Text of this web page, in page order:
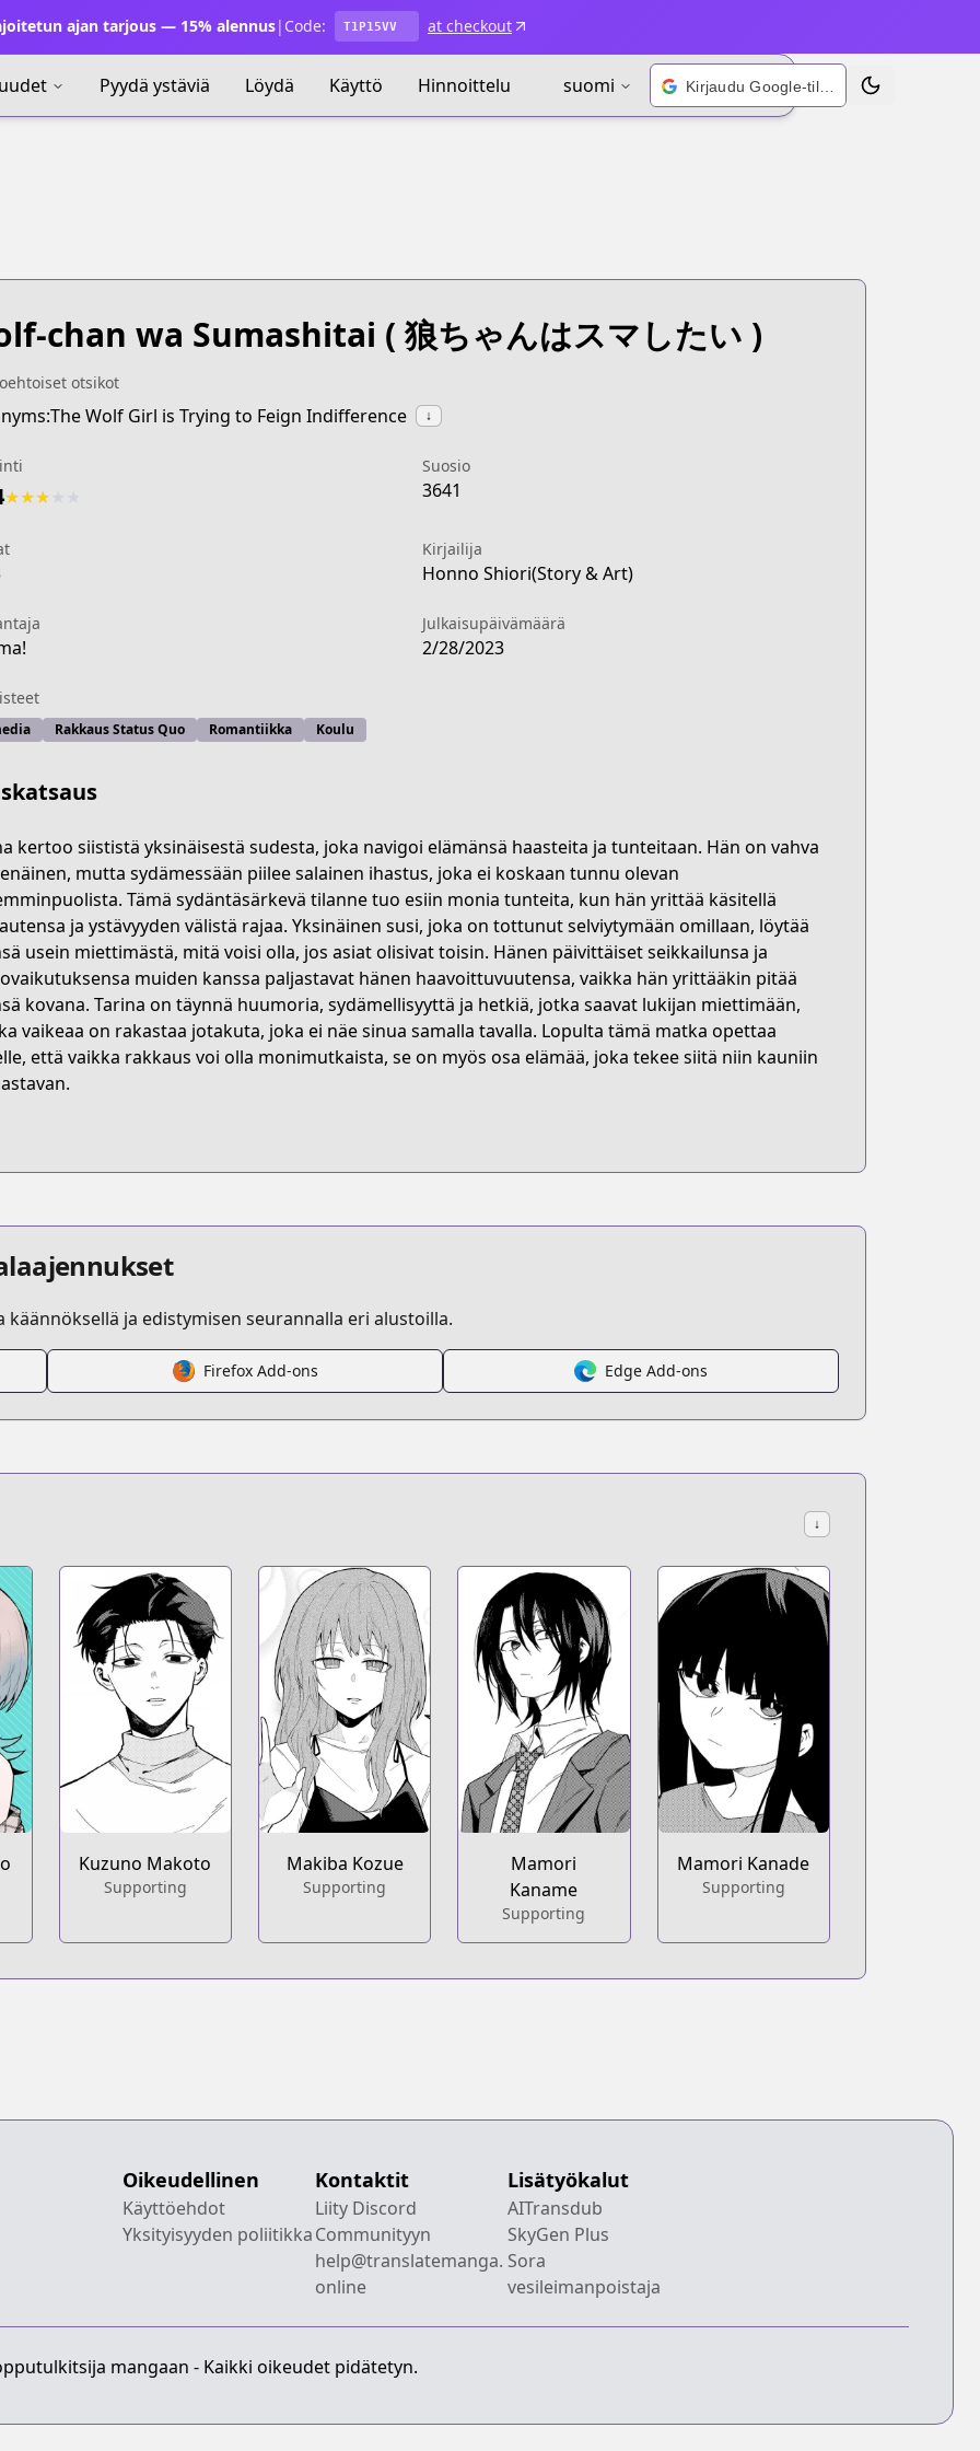
ajan tarjous — 15% alennus| Code: T1P15VV at checkout
Pyydä ystäviä Löydä Käyttö Hinnoittelu suomi Kirjaudu Google-tilillä Vaihda teema
44d4-a77f-0e920cd960a6
chan-wa-sumashitai
chan wa Sumashitai ( 狼ちゃんはスマしたい )
otsikot
Wolf Girl is Trying to Feign Indifference ↓
★★★
Suosio
3641
Kirjailija
Honno Shiori(Story & Art)
Julkaisupäivämäärä
2/28/2023
Rakkaus Status Quo Romantiikka Koulu
kertoo siististä yksinäisestä sudesta, joka navigoi elämänsä haasteita ja tunteitaan. Hän on vahva
mutta sydämessään piilee salainen ihastus, joka ei koskaan tunnu olevan
Tämä sydäntäsärkevä tilanne tuo esiin monia tunteita, kun hän yrittää käsitellä
ja ystävyyden välistä rajaa. Yksinäinen susi, joka on tottunut selviytymään omillaan, löytää
usein miettimästä, mitä voisi olla, jos asiat olisivat toisin. Hänen päivittäiset seikkailunsa ja
muiden kanssa paljastavat hänen haavoittuvuutensa, vaikka hän yrittääkin pitää
kovana. Tarina on täynnä huumoria, sydämellisyyttä ja hetkiä, jotka saavat lukijan miettimään,
vaikeaa on rakastaa jotakuta, joka ei näe sinua samalla tavalla. Lopulta tämä matka opettaa
että vaikka rakkaus voi olla monimutkaista, se on myös osa elämää, joka tekee siitä niin kauniin
ja edistymisen seurannalla eri alustoilla.
Firefox Add-ons Edge Add-ons
↓
Kuzuno Makoto
Supporting
Makiba Kozue
Supporting
Mamori
Kaname
Supporting
Mamori Kanade
Supporting
Oikeudellinen
Käyttöehdot
Yksityisyyden poliitikka
Kontaktit
Liity Discord
Communityyn
help@translatemanga.
online
Lisätyökalut
AITransdub
SkyGen Plus
Sora
vesileimanpoistaja
mangaan - Kaikki oikeudet pidätetyn.